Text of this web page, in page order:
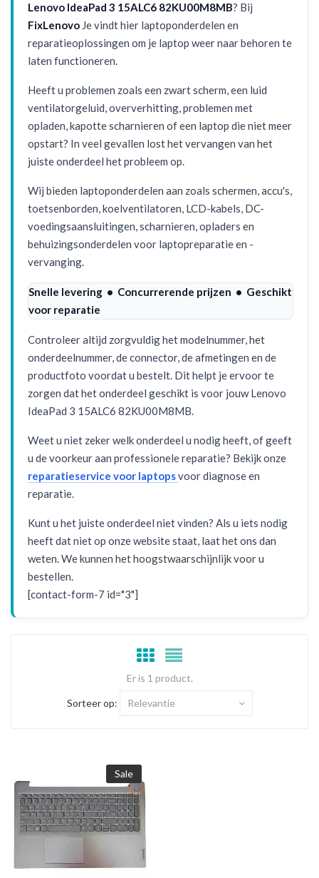
Lenovo IdeaPad 3 15ALC6 82KU00M8MB? Bij
FixLenovo Je vindt hier laptoponderdelen en
reparatieoplossingen om je laptop weer naar behoren te
laten functioneren.
Heeft u problemen zoals een zwart scherm, een luid
ventilatorgeluid, oververhitting, problemen met
opladen, kapotte scharnieren of een laptop die niet meer
opstart? In veel gevallen lost het vervangen van het
juiste onderdeel het probleem op.
Wij bieden laptoponderdelen aan zoals schermen, accu's,
toetsenborden, koelventilatoren, LCD-kabels, DC-
voedingsaansluitingen, scharnieren, opladers en
behuizingsonderdelen voor laptopreparatie en -
vervanging.
Snelle levering • Concurrerende prijzen • Geschikt
voor reparatie
Controleer altijd zorgvuldig het modelnummer, het
onderdeelnummer, de connector, de afmetingen en de
productfoto voordat u bestelt. Dit helpt je ervoor te
zorgen dat het onderdeel geschikt is voor jouw Lenovo
IdeaPad 3 15ALC6 82KU00M8MB.
Weet u niet zeker welk onderdeel u nodig heeft, of geeft
u de voorkeur aan professionele reparatie? Bekijk onze
reparatieservice voor laptopsvoor diagnose en
reparatie.
Kunt u het juiste onderdeel niet vinden? Als u iets nodig
heeft dat niet op onze website staat, laat het ons dan
weten. We kunnen het hoogstwaarschijnlijk voor u
bestellen.
[contact-form-7 id="3"]
Er is 1 product.
Sorteer op: Relevantie
Sale